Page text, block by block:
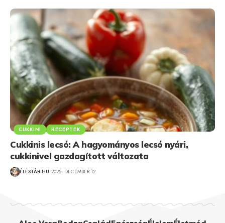
CUKKINI RECEPTEK
Cukkinis lecsó: A hagyományos lecsó nyári,
cukkinivel gazdagított változata
ÉLÉSTÁR.HU 2025. DECEMBER 12.